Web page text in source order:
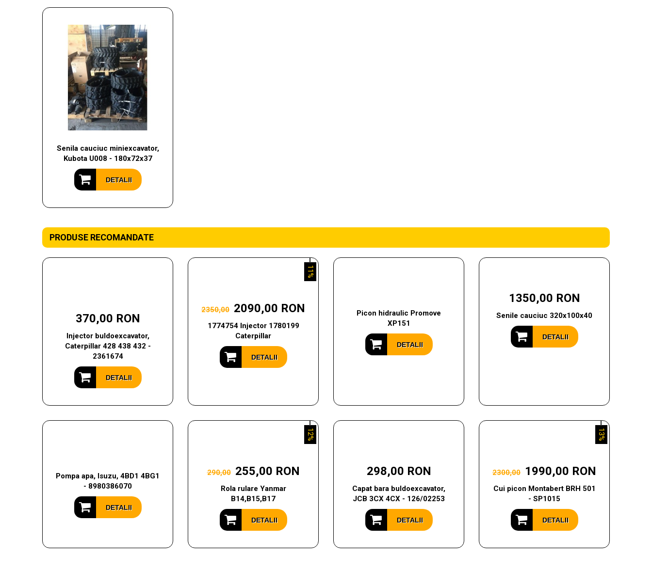
Senila cauciuc miniexcavator,
Kubota U008 - 180x72x37
DETALII
PRODUSE RECOMANDATE
370,00 RON
Injector buldoexcavator,
Caterpillar 428 438 432 -
2361674
DETALII
2350,00 2090,00 RON
1774754 Injector 1780199
Caterpillar
DETALII
11%
Picon hidraulic Promove
XP151
DETALII
1350,00 RON
Senile cauciuc 320x100x40
DETALII
Pompa apa, Isuzu, 4BD1 4BG1
- 8980386070
DETALII
290,00 255,00 RON
Rola rulare Yanmar
B14,B15,B17
DETALII
12%
298,00 RON
Capat bara buldoexcavator,
JCB 3CX 4CX - 126/02253
DETALII
2300,00 1990,00 RON
Cui picon Montabert BRH 501
- SP1015
DETALII
13%